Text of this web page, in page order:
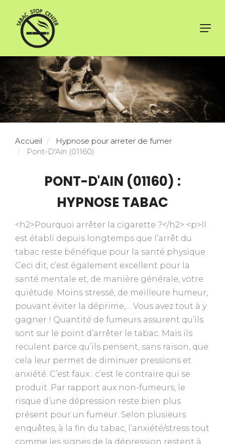
Accueil
Hypnose pour arreter de fumer
Pont-D'Ain (01160)
PONT-D'AIN (01160) :
HYPNOSE TABAC
<h2>Pourquoi arrêter la cigarette ?</h2> <p>Il
est établi depuis longtemps que l’arrêt du
tabac reste bénéfique pour la santé physique.
Ceci dit, c’est également excellent pour la
santé mentale et, de manière générale, votre
quiétude. Moins stressé, de meilleure humeur,
pouvant éviter la déprime,… Vous avez tout à y
gagner ! Quantité de fumeurs assurent qu’ils
sont sur le point d’arrêter le tabac. Mais ils
reculent parce qu’ils pensent, sans raison, que
cela leur permet de diminuer pressions et
anxiété. C’est faux : c’est le contraire qui se
produit. Par rapport aux non-fumeurs, le
risque d’une dépression reste bien plus
présent pour un fumeur. Selon plusieurs
enquêtes, à la fin du tabac, l’anxiété/stress tout
comme les signes de la dépression restent à